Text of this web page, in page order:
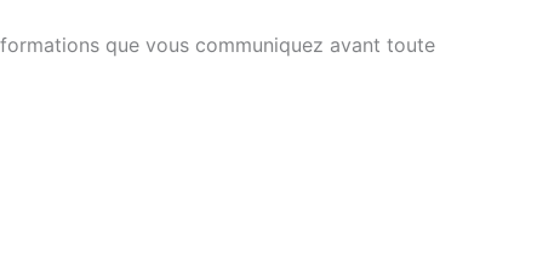
que vous communiquez avant toute